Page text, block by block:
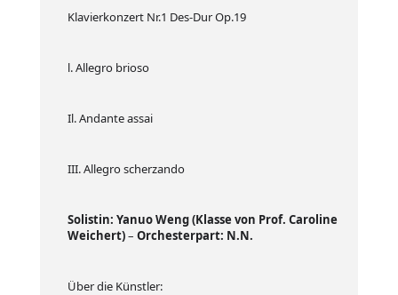
Klavierkonzert Nr.1 Des-Dur Op.19
l. Allegro brioso
Il. Andante assai
III. Allegro scherzando
Solistin: Yanuo Weng (Klasse von Prof. Caroline
Weichert)– Orchesterpart: N.N.
Über die Künstler: